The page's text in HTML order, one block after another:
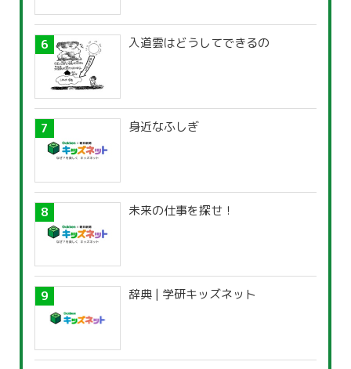
入道雲はどうしてできるの
身近なふしぎ
未来の仕事を探せ！
辞典 | 学研キッズネット